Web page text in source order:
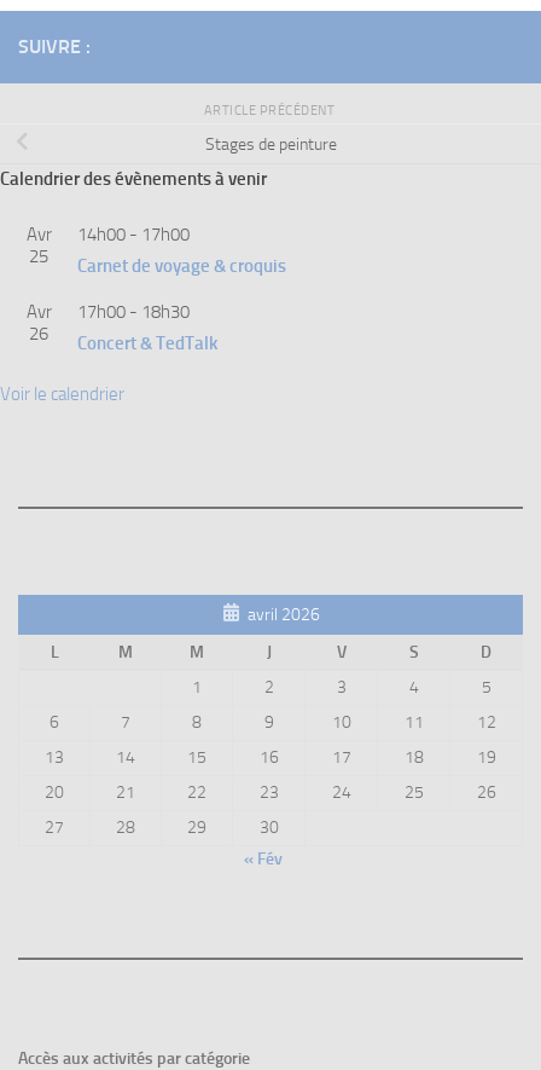
SUIVRE :
ARTICLE PRÉCÉDENT
Stages de peinture
Calendrier des évènements à venir
Avr
25
14h00 - 17h00
Carnet de voyage & croquis
Avr
26
17h00 - 18h30
Concert & TedTalk
Voir le calendrier
avril 2026
L
M M J V S
D
1
2 3 4
5
6
7 8 9 10 11
12
13
14 15 16 17 18
19
20
21 22 23 24 25
26
27
28 29
30
« Fév
Accès aux activités par catégorie